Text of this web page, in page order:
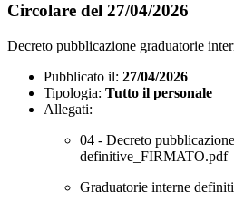
Circolare del 27/04/2026
Decreto pubblicazione graduatorie
Pubblicato il: 27/04/2026
Tipologia: Tutto il personale
Allegati:
04 - Decreto
definitive_FIRMATO.pdf
Graduatorie interne